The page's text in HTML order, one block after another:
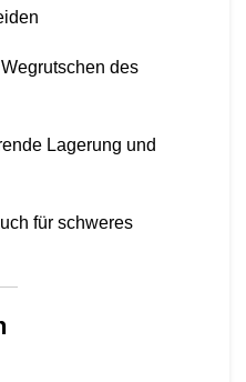
des
Lagerung und
für schweres